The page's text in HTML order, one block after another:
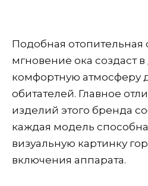
Подобная отопительная
мгновение ока создаст
комфортную атмосферу
обитателей. Главное
изделий этого бренда
каждая модель способна
визуальную картинку
включения аппарата.